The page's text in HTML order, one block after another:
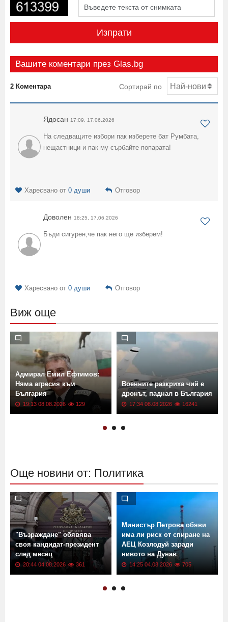
Изпрати
Вашите коментари през Glas.bg
2 Коментара Сортирай по
Ядосан 17:09, 17.06.2026
На следващите избори пак изберете бат Румбата,
нещастници и пак му сърбайте попарата!
Харесвано от 0 души Отговор
Доволен 18:25, 17.06.2026
Бъди сигурен,че пак него ще изберем!
Харесвано от 0 души Отговор
Виж още
Адмирал Емил Ефтимов:
Няма агресия към
България
19:13 08.08.2026 129
Военните разкриха чий е
дронът, паднал в България
17:34 08.08.2026 16241
Още новини от: Политика
"Възраждане" обявява
своя кандидат-президент
след месец
20:44 04.08.2026 361
Министър Петрова обяви
има ли риск от спиране на
АЕЦ Козлодуй заради
нивото на Дунав
14:25 04.08.2026 705